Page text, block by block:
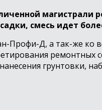
магистрали
смесь идет
Профи-Д, а так-же ко
ремонтных
грунтовки,